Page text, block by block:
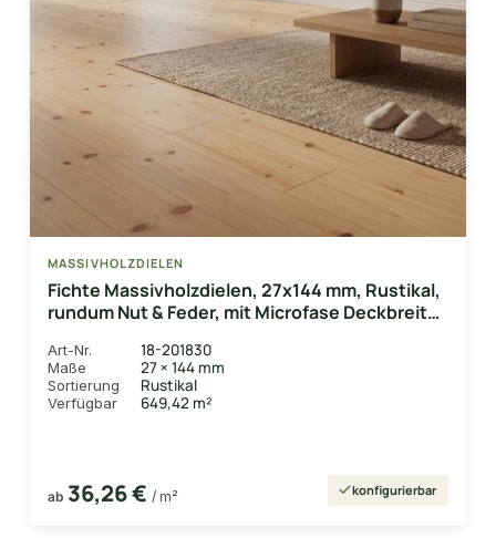
MASSIVHOLZDIELEN
Fichte Massivholzdielen, 27x144 mm, Rustikal,
rundum Nut & Feder, mit Microfase Deckbreite
Art-Nr. 18-201830
Maße 27 × 144 mm
Sortierung Rustikal
Verfügbar 649,42 m²
ab 36,26 € / m² konfigurierbar